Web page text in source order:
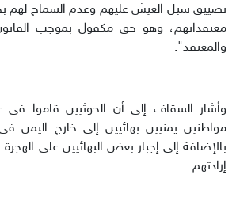
تضييق سبل العيش عليهم وعدم السماح لهم
معتقداتهم، وهو حق مكفول بموجب
والمعتقد".
مواطنين يمنيين بهائيين إلى خارج اليمن
بالإضافة إلى إجبار بعض البهائيين على
إرادتهم.